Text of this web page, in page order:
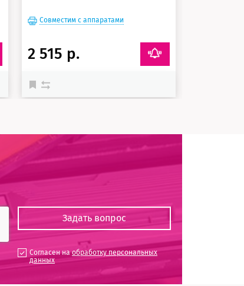
Совместим с аппаратами
2 515 р.
Согласен наобработку персональных
данных